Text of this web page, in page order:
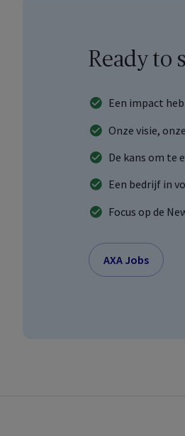
Ready to
Een impact
Onze visie,
De kans om te
Een bedrijf in
Focus op de
AXA Jobs